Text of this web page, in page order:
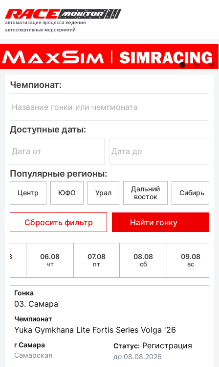
автоматизация процесса ведения
автоспортивных мероприятий
Чемпионат:
Доступные даты:
Популярные регионы:
Центр ЮФО Урал
Дальний
восток
Сибирь
Сбросить фильтр Найти гонку
06.08
чт
07.08
пт
08.08
сб
09.08
вс
Гонка
03. Самара
Чемпионат
Yuka Gymkhana Lite Fortis Series Volga '26
г Самара
Самарская
Статус: Регистрация
до 08.08.2026